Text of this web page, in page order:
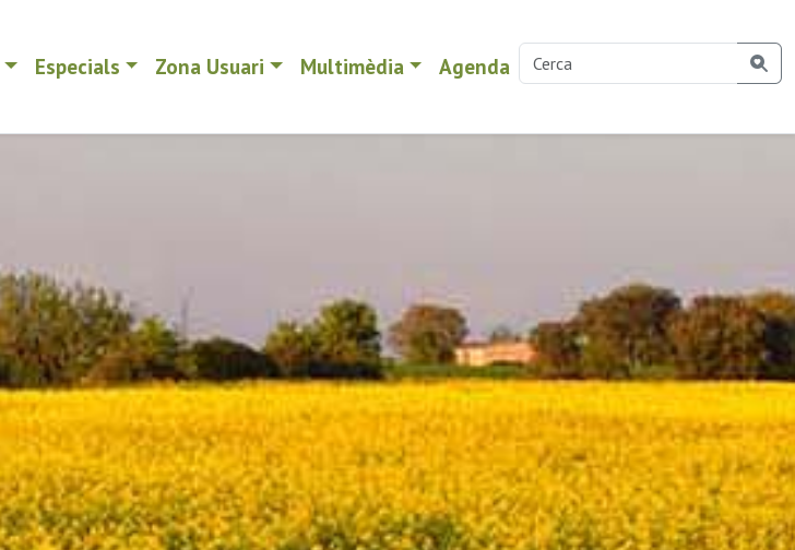
Especials Zona Usuari Multimèdia Agenda